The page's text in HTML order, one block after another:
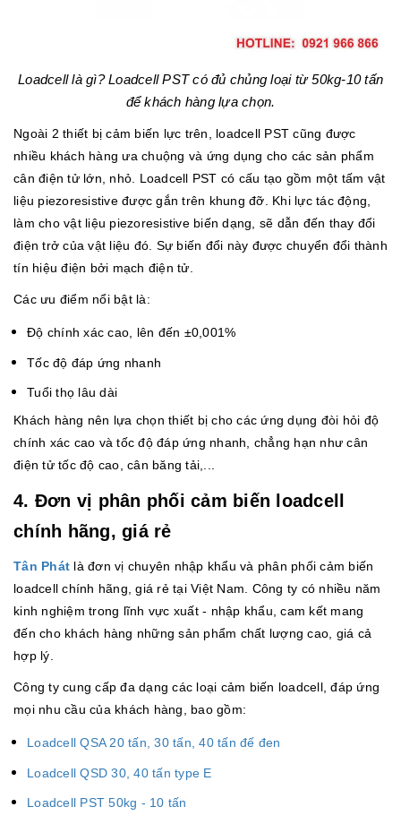
Loadcell là gì? Loadcell PST có đủ chủng loại từ 50kg-10 tấn
để khách hàng lựa chọn.
Ngoài 2 thiết bị cảm biến lực trên, loadcell PST cũng được
nhiều khách hàng ưa chuộng và ứng dụng cho các sản phẩm
cân điện tử lớn, nhỏ. Loadcell PST có cấu tạo gồm một tấm vật
liệu piezoresistive được gắn trên khung đỡ. Khi lực tác động,
làm cho vật liệu piezoresistive biến dạng, sẽ dẫn đến thay đổi
điện trở của vật liệu đó. Sự biến đổi này được chuyển đổi thành
tín hiệu điện bởi mạch điện tử.
Các ưu điểm nổi bật là:
Độ chính xác cao, lên đến ±0,001%
Tốc độ đáp ứng nhanh
Tuổi thọ lâu dài
Khách hàng nên lựa chọn thiết bị cho các ứng dụng đòi hỏi độ
chính xác cao và tốc độ đáp ứng nhanh, chẳng hạn như cân
điện tử tốc độ cao, cân băng tải,...
4. Đơn vị phân phối cảm biến loadcell
chính hãng, giá rẻ
Tân Phát là đơn vị chuyên nhập khẩu và phân phối cảm biến
loadcell chính hãng, giá rẻ tại Việt Nam. Công ty có nhiều năm
kinh nghiệm trong lĩnh vực xuất - nhập khẩu, cam kết mang
đến cho khách hàng những sản phẩm chất lượng cao, giá cả
hợp lý.
Công ty cung cấp đa dạng các loại cảm biến loadcell, đáp ứng
mọi nhu cầu của khách hàng, bao gồm:
Loadcell QSA 20 tấn, 30 tấn, 40 tấn đế đen
Loadcell QSD 30, 40 tấn type E
Loadcell PST 50kg - 10 tấn